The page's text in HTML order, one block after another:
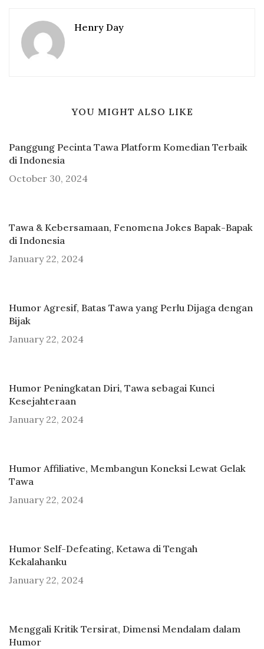
Henry Day
YOU MIGHT ALSO LIKE
Panggung Pecinta Tawa Platform Komedian Terbaik
di Indonesia
October 30, 2024
Tawa & Kebersamaan, Fenomena Jokes Bapak-Bapak
di Indonesia
January 22, 2024
Humor Agresif, Batas Tawa yang Perlu Dijaga dengan
Bijak
January 22, 2024
Humor Peningkatan Diri, Tawa sebagai Kunci
Kesejahteraan
January 22, 2024
Humor Affiliative, Membangun Koneksi Lewat Gelak
Tawa
January 22, 2024
Humor Self-Defeating, Ketawa di Tengah
Kekalahanku
January 22, 2024
Menggali Kritik Tersirat, Dimensi Mendalam dalam
Humor